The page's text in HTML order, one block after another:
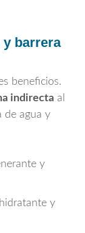
barrera
beneficios.
indirecta al
de agua y
y
y